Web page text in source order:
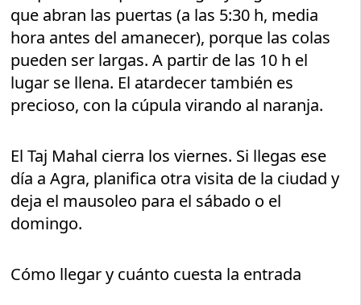
que abran las puertas (a las 5:30 h, media
hora antes del amanecer), porque las colas
pueden ser largas. A partir de las 10 h el
lugar se llena. El atardecer también es
precioso, con la cúpula virando al naranja.
El Taj Mahal cierra los viernes. Si llegas ese
día a Agra, planifica otra visita de la ciudad y
deja el mausoleo para el sábado o el
domingo.
Cómo llegar y cuánto cuesta la entrada